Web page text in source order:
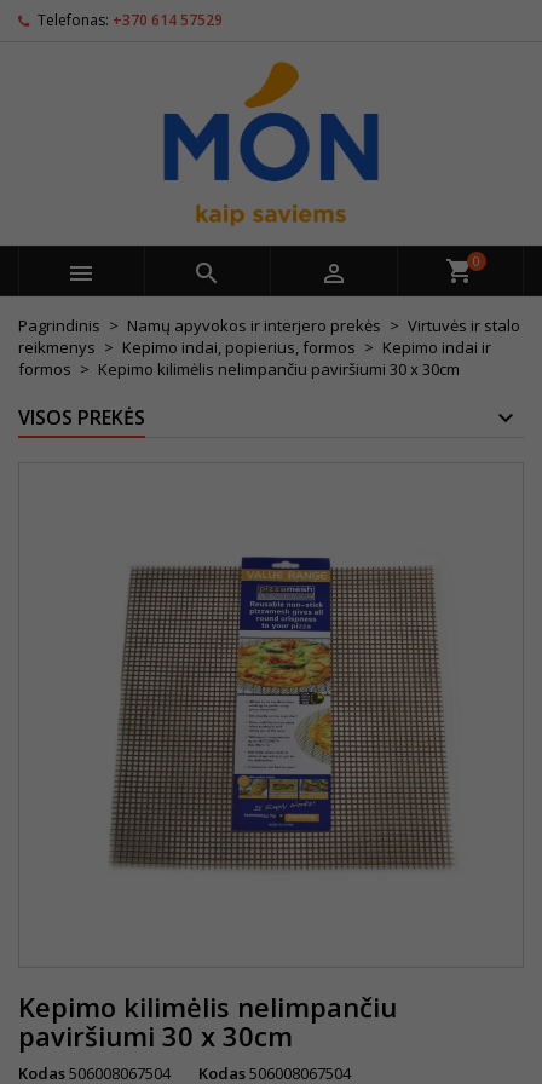
Telefonas: +370 614 57529
   0
Pagrindinis Namų apyvokos ir interjero prekės
Virtuvės ir stalo
reikmenys
Kepimo indai, popierius, formos
Kepimo indai ir
formos
Kepimo kilimėlis nelimpančiu paviršiumi 30 x 30cm
VISOS PREKĖS
Kepimo kilimėlis nelimpančiu
paviršiumi 30 x 30cm
Kodas506008067504 Kodas506008067504